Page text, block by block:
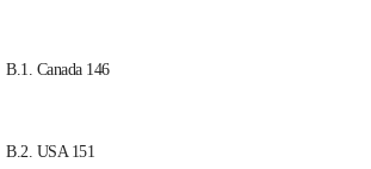
B.1. Canada 146
B.2. USA 151